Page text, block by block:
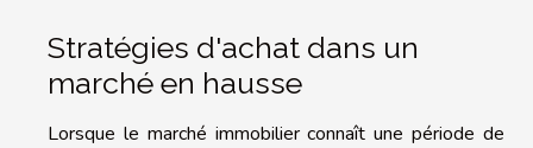
Stratégies d'achat dans un
marché en hausse
Lorsque le marché immobilier connaît une période de